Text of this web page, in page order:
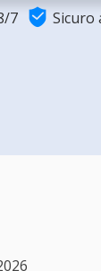
7  Sicuro